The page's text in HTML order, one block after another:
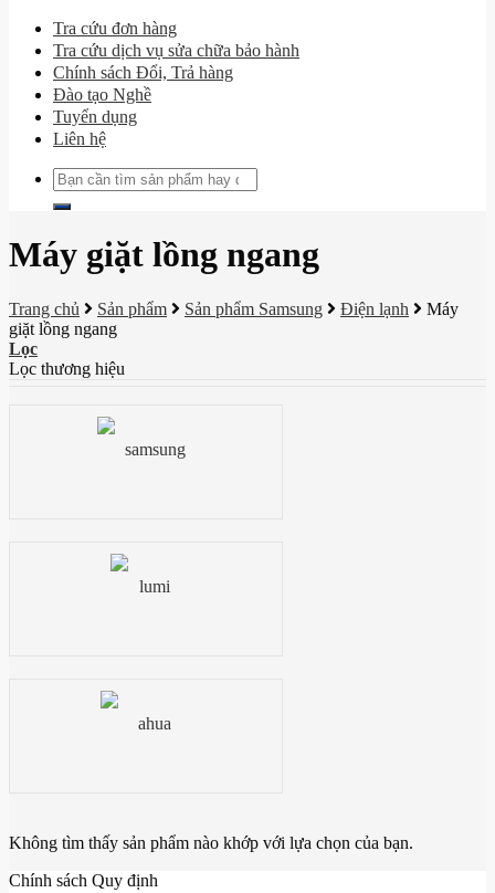
Tra cứu đơn hàng
Tra cứu dịch vụ sửa chữa bảo hành
Chính sách Đổi, Trả hàng
Đào tạo Nghề
Tuyển dụng
Liên hệ
Tìm
kiếm:
Máy giặt lồng ngang
Trang chủ Sản phẩm Sản phẩm Samsung Điện lạnh
Máy
giặt lồng ngang
Lọc
Lọc thương hiệu
Không tìm thấy sản phẩm nào khớp với lựa chọn của bạn.
Chính sách Quy định